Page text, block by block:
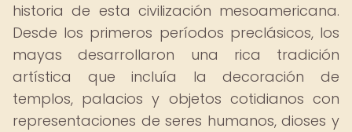
historia de esta civilización mesoamericana.
Desde los primeros períodos preclásicos, los
mayas desarrollaron una rica tradición
artística que incluía la decoración de
templos, palacios y objetos cotidianos con
representaciones de seres humanos, dioses y